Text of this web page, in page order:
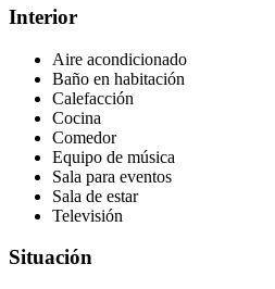
Interior
Aire acondicionado
Baño en habitación
Calefacción
Cocina
Comedor
Equipo de música
Sala para eventos
Sala de estar
Televisión
Situación